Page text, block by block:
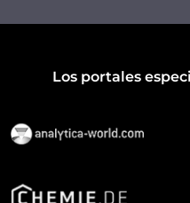
Los portales